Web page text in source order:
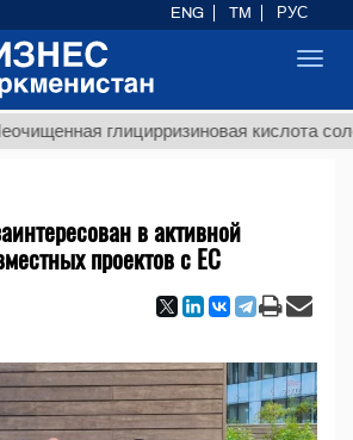
глицирризиновая кислота
в активной
проектов с ЕС
ENG TM РУС